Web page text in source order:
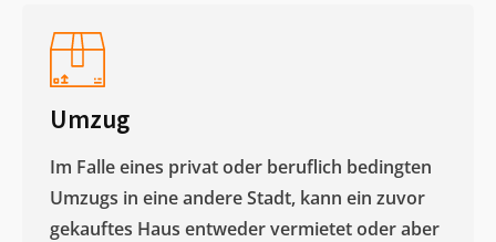
Umzug
Im Falle eines privat oder beruflich bedingten
Umzugs in eine andere Stadt, kann ein zuvor
gekauftes Haus entweder vermietet oder aber